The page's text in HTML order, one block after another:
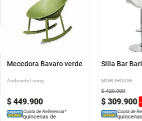
Mecedora Bavaro verde
Ambiente Living
$ 449.900
Cuota de Referencia*
quincenas de
Silla Bar
MOBLIHOUSE
$ 309.900 -
$ 420.000
Cuota de